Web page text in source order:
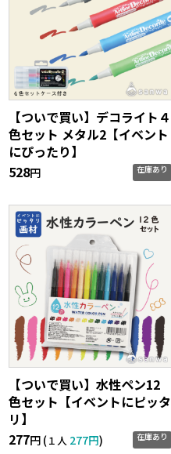
【ついで買い】デコライト４
色セット メタル2【イベント
にぴったり】
528円 在庫あり
【ついで買い】水性ペン12
色セット【イベントにピッタ
リ】
277円 (１人 277円) 在庫あり